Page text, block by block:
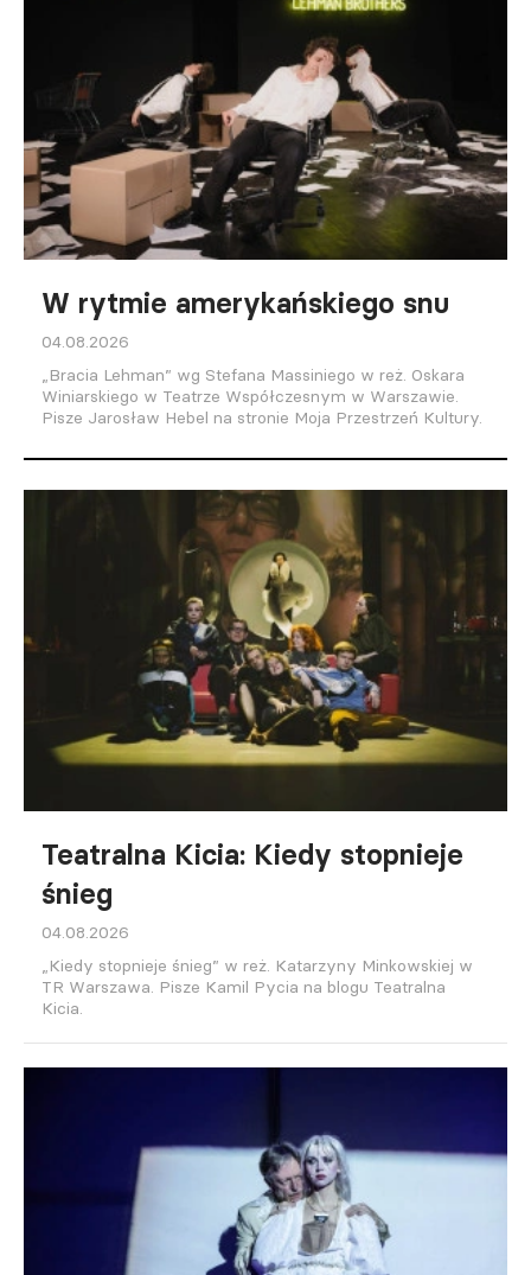
W rytmie amerykańskiego snu
04.08.2026
„Bracia Lehman” wg Stefana Massiniego w reż. Oskara
Winiarskiego w Teatrze Współczesnym w Warszawie.
Pisze Jarosław Hebel na stronie Moja Przestrzeń Kultury.
Teatralna Kicia: Kiedy stopnieje
śnieg
04.08.2026
„Kiedy stopnieje śnieg” w reż. Katarzyny Minkowskiej w
TR Warszawa. Pisze Kamil Pycia na blogu Teatralna
Kicia.